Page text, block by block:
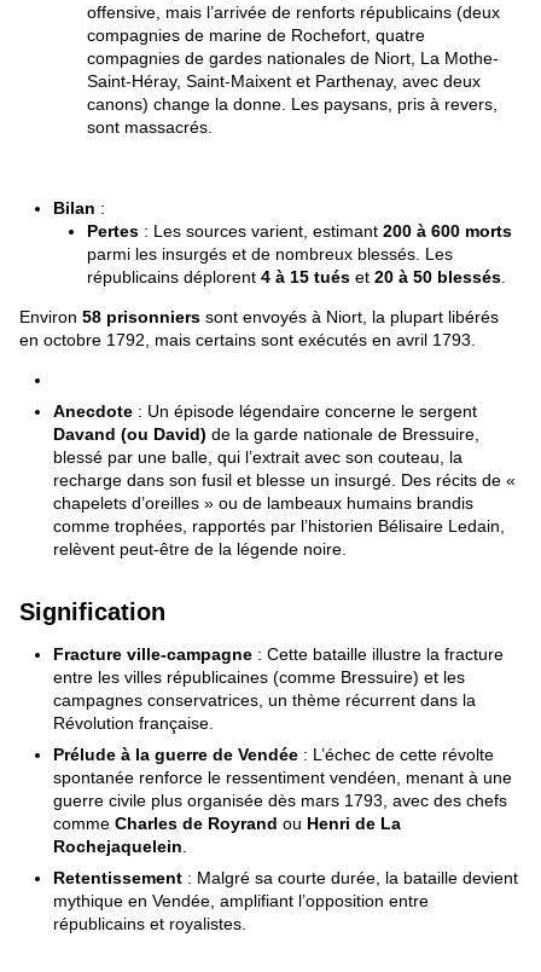
offensive, mais l’arrivée de renforts républicains (deux
compagnies de marine de Rochefort, quatre
compagnies de gardes nationales de Niort, La Mothe-
Saint-Héray, Saint-Maixent et Parthenay, avec deux
canons) change la donne. Les paysans, pris à revers,
sont massacrés.
Bilan :
Pertes : Les sources varient, estimant 200 à 600 morts
parmi les insurgés et de nombreux blessés. Les
républicains déplorent 4 à 15 tués et 20 à 50 blessés
Environ 58 prisonniers sont envoyés à Niort, la plupart libérés
en octobre 1792, mais certains sont exécutés en avril 1793.
Anecdote : Un épisode légendaire concerne le sergent
Davand (ou David) de la garde nationale de Bressuire,
blessé par une balle, qui l’extrait avec son couteau, la
recharge dans son fusil et blesse un insurgé. Des récits de «
chapelets d’oreilles » ou de lambeaux humains brandis
comme trophées, rapportés par l’historien Bélisaire Ledain,
relèvent peut-être de la légende noire.
Signification
Fracture ville-campagne : Cette bataille illustre la fracture
entre les villes républicaines (comme Bressuire) et les
campagnes conservatrices, un thème récurrent dans la
Révolution française.
Prélude à la guerre de Vendée : L’échec de cette révolte
spontanée renforce le ressentiment vendéen, menant à une
guerre civile plus organisée dès mars 1793, avec des chefs
comme Charles de Royrand ou Henri de La
Rochejaquelein
Retentissement : Malgré sa courte durée, la bataille devient
mythique en Vendée, amplifiant l’opposition entre
républicains et royalistes.